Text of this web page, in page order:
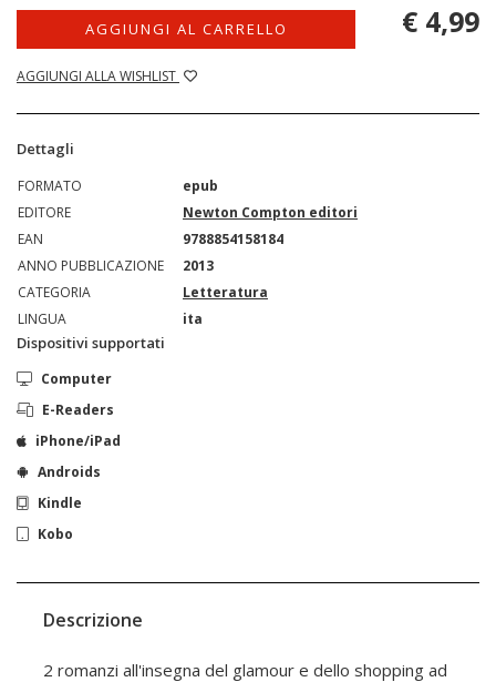
AGGIUNGI AL CARRELLO
AGGIUNGI ALLA WISHLIST
€ 4,99
Dettagli
FORMATO
epub
EDITORE
Newton Compton editori
EAN
9788854158184
ANNO PUBBLICAZIONE
2013
CATEGORIA
Letteratura
LINGUA
ita
Dispositivi supportati
Computer
E-Readers
iPhone/iPad
Androids
Kindle
Kobo
Descrizione
2 romanzi all'insegna del glamour e dello shopping ad